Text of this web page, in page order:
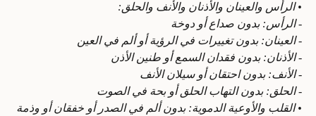
• الرأس والعينان والأذنان والأنف والحلق:
- الرأس: بدون صداع أو دوخة
- العينان: بدون تغييرات في الرؤية أو ألم في العين
- الأذنان: بدون فقدان السمع أو طنين الأذن
- الأنف: بدون احتقان أو سيلان الأنف
- الحلق: بدون التهاب الحلق أو بحة في الصوت
• القلب والأوعية الدموية: بدون ألم في الصدر أو خفقان أو وذمة